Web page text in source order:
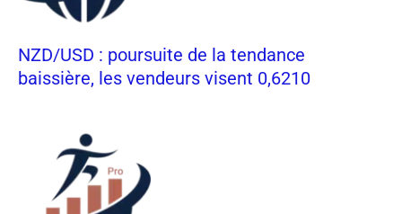
NZD/USD : poursuite de la tendance
baissière, les vendeurs visent 0,6210